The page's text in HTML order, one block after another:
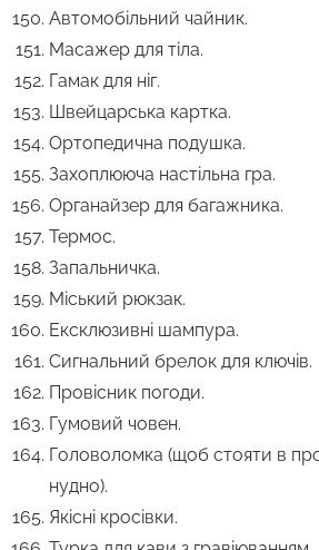
Автомобільний чайник.
Масажер для тіла.
Гамак для ніг.
Швейцарська картка.
Ортопедична подушка.
Захоплююча настільна гра.
Органайзер для багажника.
Термос.
Запальничка.
Міський рюкзак.
Ексклюзивні шампура.
Сигнальний брелок для ключів.
Провісник погоди.
Гумовий човен.
Головоломка (щоб стояти в
нудно).
Якісні кросівки.